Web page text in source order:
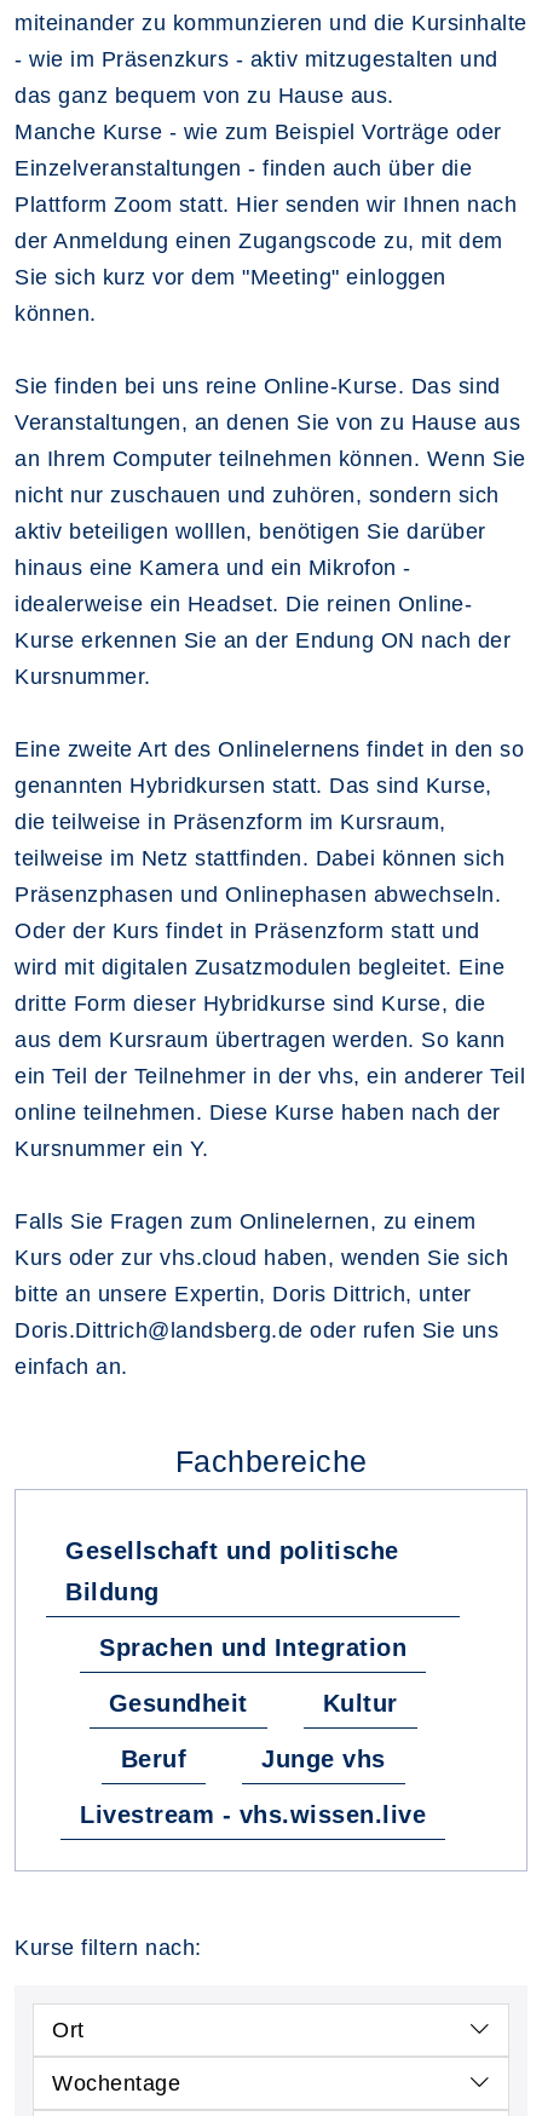
miteinander zu kommunzieren und die Kursinhalte
- wie im Präsenzkurs - aktiv mitzugestalten und
das ganz bequem von zu Hause aus.
Manche Kurse - wie zum Beispiel Vorträge oder
Einzelveranstaltungen - finden auch über die
Plattform Zoom statt. Hier senden wir Ihnen nach
der Anmeldung einen Zugangscode zu, mit dem
Sie sich kurz vor dem "Meeting" einloggen
können.
Sie finden bei uns reine Online-Kurse. Das sind
Veranstaltungen, an denen Sie von zu Hause aus
an Ihrem Computer teilnehmen können. Wenn Sie
nicht nur zuschauen und zuhören, sondern sich
aktiv beteiligen wolllen, benötigen Sie darüber
hinaus eine Kamera und ein Mikrofon -
idealerweise ein Headset. Die reinen Online-
Kurse erkennen Sie an der Endung ON nach der
Kursnummer.
Eine zweite Art des Onlinelernens findet in den so
genannten Hybridkursen statt. Das sind Kurse,
die teilweise in Präsenzform im Kursraum,
teilweise im Netz stattfinden. Dabei können sich
Präsenzphasen und Onlinephasen abwechseln.
Oder der Kurs findet in Präsenzform statt und
wird mit digitalen Zusatzmodulen begleitet. Eine
dritte Form dieser Hybridkurse sind Kurse, die
aus dem Kursraum übertragen werden. So kann
ein Teil der Teilnehmer in der vhs, ein anderer Teil
online teilnehmen. Diese Kurse haben nach der
Kursnummer ein Y.
Falls Sie Fragen zum Onlinelernen, zu einem
Kurs oder zur vhs.cloud haben, wenden Sie sich
bitte an unsere Expertin, Doris Dittrich, unter
Doris.Dittrich@landsberg.de oder rufen Sie uns
einfach an.
Fachbereiche
Gesellschaft und politische
Bildung
Sprachen und Integration
Gesundheit Kultur
Beruf Junge vhs
Livestream - vhs.wissen.live
Kurse filtern nach:
Ort
Wochentage